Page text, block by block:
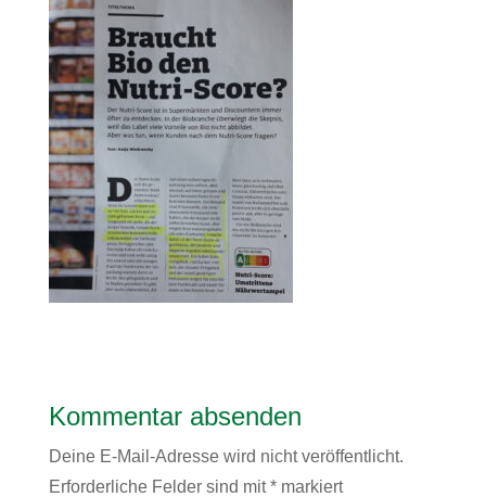
Kommentar absenden
Deine E-Mail-Adresse wird nicht veröffentlicht.
Erforderliche Felder sind mit*markiert